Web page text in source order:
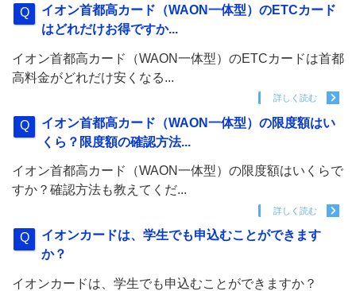
イオン首都高カード（WAON一体型）のETCカード
はどれだけお得ですか...
イオン首都高カード（WAON一体型）のETCカードは首都
高料金がどれだけ安くなる...
詳しく読む
イオン首都高カード（WAON一体型）の限度額はい
くら？限度額の確認方法...
イオン首都高カード（WAON一体型）の限度額はいくらで
すか？確認方法も教えてくだ...
詳しく読む
イオンカードは、学生でも申込むことができます
か？
イオンカードは、学生でも申込むことができますか？